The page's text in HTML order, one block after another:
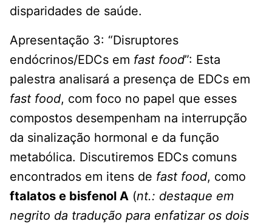
disparidades de saúde.
Apresentação 3: “Disruptores
endócrinos/EDCs em fast food”: Esta
palestra analisará a presença de EDCs em
fast food, com foco no papel que esses
compostos desempenham na interrupção
da sinalização hormonal e da função
metabólica. Discutiremos EDCs comuns
encontrados em itens de fast food, como
ftalatos e bisfenol A (nt.: destaque em
negrito da tradução para enfatizar os dois